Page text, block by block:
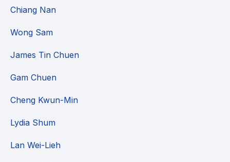
Chiang Nan
Wong Sam
James Tin Chuen
Gam Chuen
Cheng Kwun-Min
Lydia Shum
Lan Wei-Lieh